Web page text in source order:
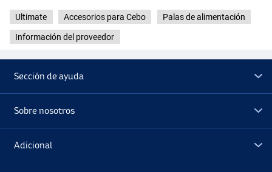
Ultimate Accesorios para Cebo Palas de alimentación
Información del proveedor
Sección de ayuda
Sobre nosotros
Adicional